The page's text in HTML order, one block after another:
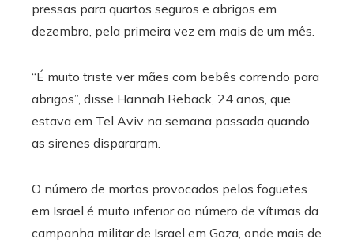
pressas para quartos seguros e abrigos em
dezembro, pela primeira vez em mais de um mês.
“É muito triste ver mães com bebês correndo para
abrigos”, disse Hannah Reback, 24 anos, que
estava em Tel Aviv na semana passada quando
as sirenes dispararam.
O número de mortos provocados pelos foguetes
em Israel é muito inferior ao número de vítimas da
campanha militar de Israel em Gaza, onde mais de